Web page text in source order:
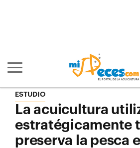
Mostrar/ocultar navegación principal
ESTUDIO
La acuicultura
estratégicamente
preserva la pesca